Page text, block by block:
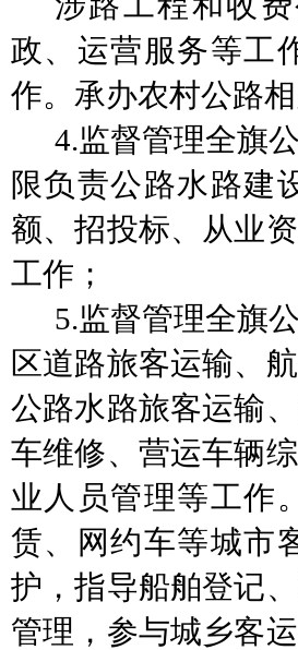
政、运营服务等工
作。承办农村公路相
4.监督管理全旗
限负责公路水路建
额、招投标、从业
工作；
5.监督管理全旗
区道路旅客运输、
公路水路旅客运输
车维修、营运车辆
业人员管理等工作
赁、网约车等城市
护，指导船舶登记
管理，参与城乡客